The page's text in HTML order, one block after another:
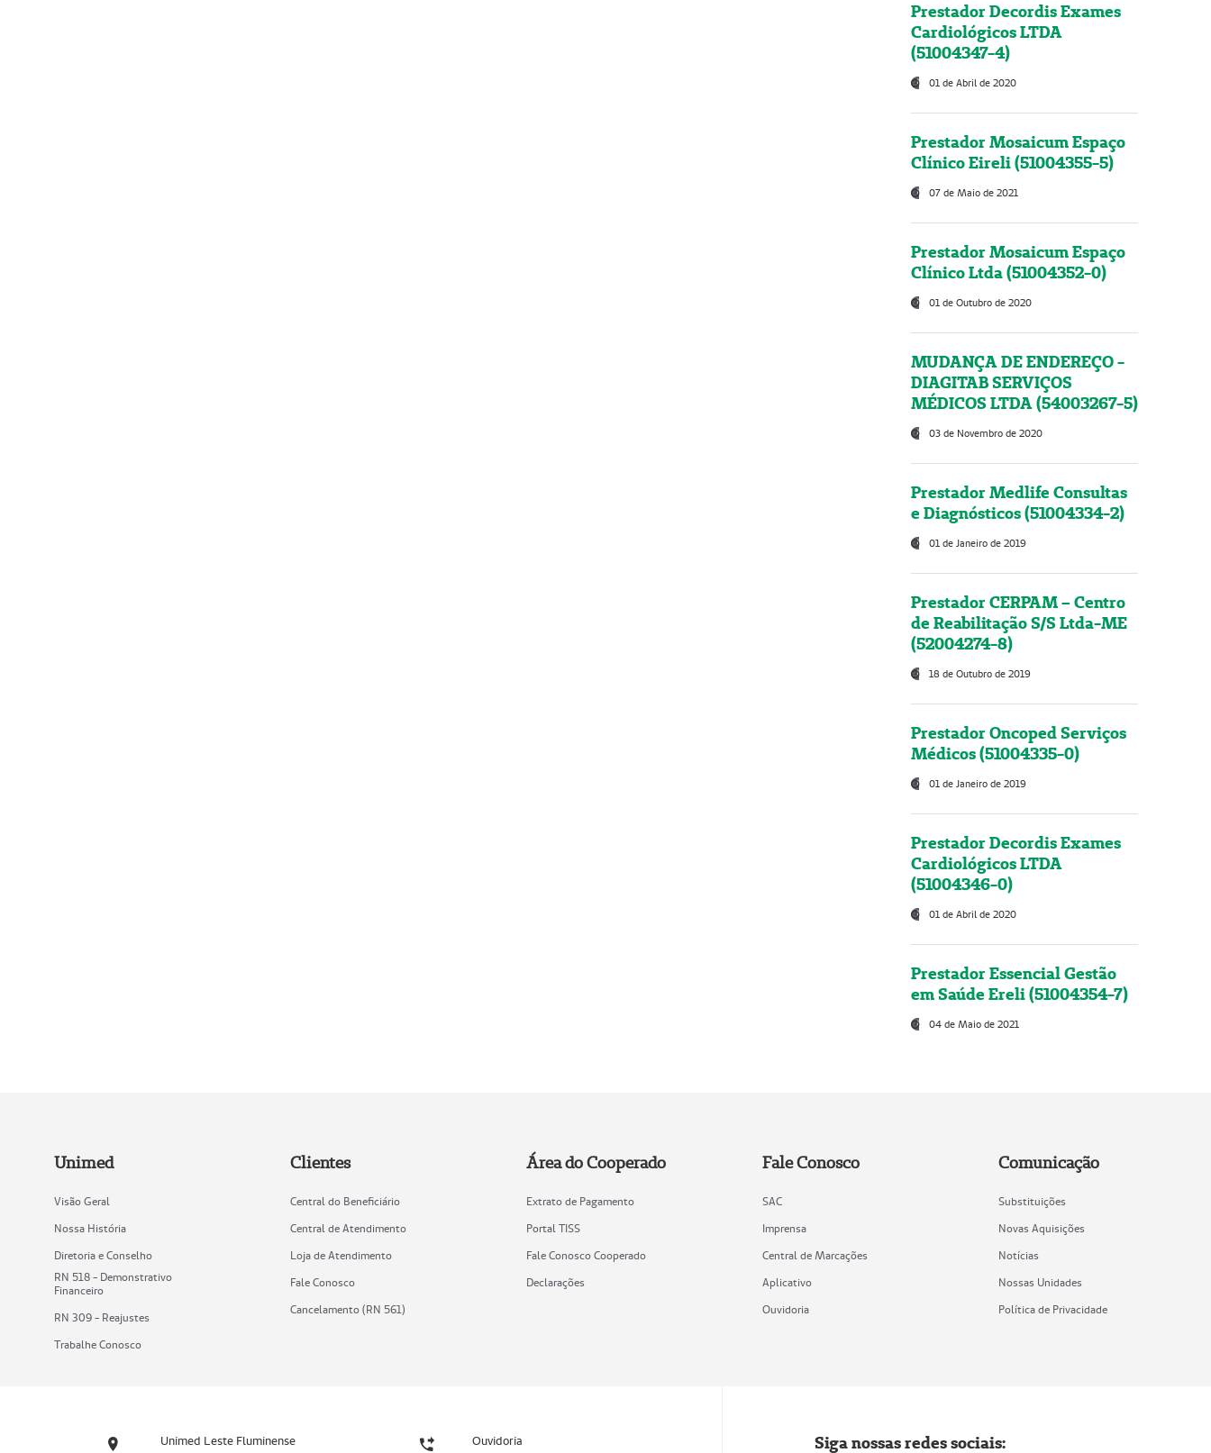
Prestador Decordis Exames
Cardiológicos LTDA
(51004347-4)
01 de Abril de 2020
Prestador Mosaicum Espaço
Clínico Eireli (51004355-5)
07 de Maio de 2021
Prestador Mosaicum Espaço
Clínico Ltda (51004352-0)
01 de Outubro de 2020
MUDANÇA DE ENDEREÇO -
DIAGITAB SERVIÇOS
MÉDICOS LTDA (54003267-5)
03 de Novembro de 2020
Prestador Medlife Consultas
e Diagnósticos (51004334-2)
01 de Janeiro de 2019
Prestador CERPAM – Centro
de Reabilitação S/S Ltda-ME
(52004274-8)
18 de Outubro de 2019
Prestador Oncoped Serviços
Médicos (51004335-0)
01 de Janeiro de 2019
Prestador Decordis Exames
Cardiológicos LTDA
(51004346-0)
01 de Abril de 2020
Prestador Essencial Gestão
em Saúde Ereli (51004354-7)
04 de Maio de 2021
Unimed
Visão Geral
Nossa História
Diretoria e Conselho
RN 518 - Demonstrativo
Financeiro
RN 309 - Reajustes
Trabalhe Conosco
Clientes
Central do Beneficiário
Central de Atendimento
Loja de Atendimento
Fale Conosco
Cancelamento (RN 561)
Área do Cooperado
Extrato de Pagamento
Portal TISS
Fale Conosco Cooperado
Declarações
Fale Conosco
SAC
Imprensa
Central de Marcações
Aplicativo
Ouvidoria
Comunicação
Substituições
Novas Aquisições
Notícias
Nossas Unidades
Política de Privacidade
Unimed Leste Fluminense Ouvidoria Siga nossas redes sociais: